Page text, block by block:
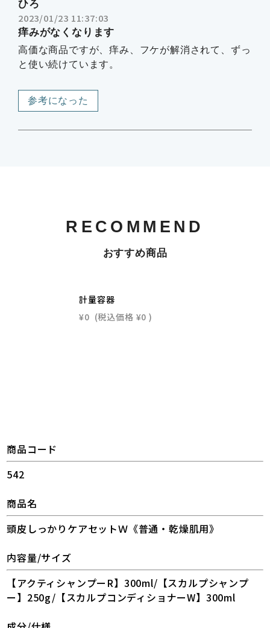
ひろ
2023/01/23 11:37:03
痒みがなくなります
高価な商品ですが、痒み、フケが解消されて、ずっ
と使い続けています。
参考になった
RECOMMEND
おすすめ商品
計量容器
¥0 (税込価格 ¥0 )
商品コード
542
商品名
頭皮しっかりケアセットＷ《普通・乾燥肌用》
内容量/サイズ
【アクティシャンプーR】300ml/【スカルプシャンプ
ー】250g/【スカルプコンディショナーW】300ml